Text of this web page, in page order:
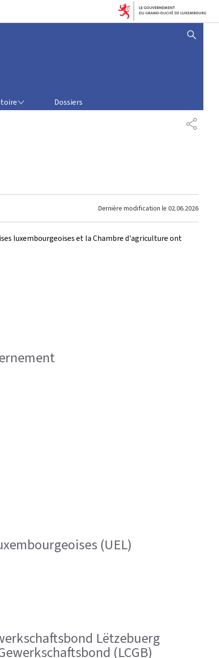
AFFICHER / MASQUER
Dossiers
Dernière modification le 02.06.2026
luxembourgeoises et la Chambre d'agriculture ont
(UEL)
Lëtzebuerg
(LCGB)